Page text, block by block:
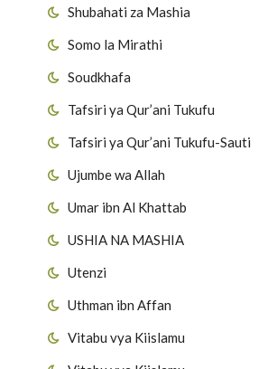
Shubahati za Mashia
Somo la Mirathi
Soudkhafa
Tafsiri ya Qur’ani Tukufu
Tafsiri ya Qur’ani Tukufu-Sauti
Ujumbe wa Allah
Umar ibn Al Khattab
USHIA NA MASHIA
Utenzi
Uthman ibn Affan
Vitabu vya Kiislamu